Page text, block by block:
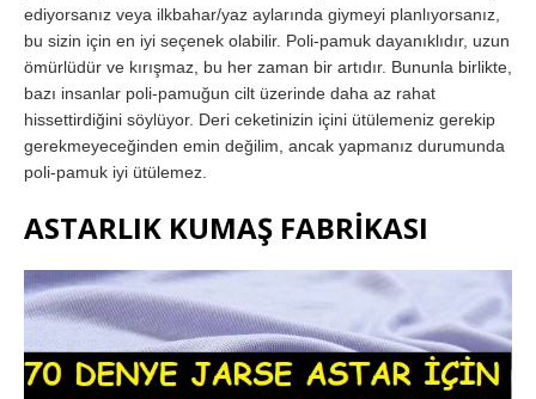
ediyorsanız veya ilkbahar/yaz aylarında giymeyi planlıyorsanız,
bu sizin için en iyi seçenek olabilir. Poli-pamuk dayanıklıdır, uzun
ömürlüdür ve kırışmaz, bu her zaman bir artıdır. Bununla birlikte,
bazı insanlar poli-pamuğun cilt üzerinde daha az rahat
hissettirdiğini söylüyor. Deri ceketinizin içini ütülemeniz gerekip
gerekmeyeceğinden emin değilim, ancak yapmanız durumunda
poli-pamuk iyi ütülemez.
ASTARLIK KUMAŞ FABRİKASI